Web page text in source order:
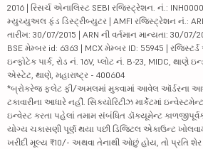
2016 | રિસર્ચ એનાલિસ્ટ SEBI રજિસ્ટ્રેશન. નં.:
મ્યુચ્યુઅલ ફંડ ડિસ્ટ્રીબ્યુટર | AMFI રજિસ્ટ્રેશન નં.:
તારીખ: 30/07/2015 | ARN ની વર્તમાન માન્યતા: 30/07/
BSE મેમ્બર id: 6363 | MCX મેમ્બર ID: 55945 |
ઇન્ફોટેક પાર્ક, રોડ નં. 16V, પ્લોટ નં. B-23, MIDC, થાણે
એસ્ટેટ, થાણે, મહારાષ્ટ્ર - 400604
*બ્રોકરેજ ફ્લેટ ફી/અમલમાં મુકવામાં આવેલ ઑર્ડરના
ટકાવારીના આધારે નહીં. સિક્યોરિટીઝ માર્કેટમાં
ઇન્વેસ્ટ કરતા પહેલાં તમામ સંબંધિત ડૉક્યૂમેન્ટ
યોગ્ય ચકાસણી પૂર્ણ થયા પછી ડિજિટલ એકાઉન્ટ
ખરીદી મૂલ્ય ₹10/- અથવા તેનાથી ઓછું હોય, તો પ્રતિ